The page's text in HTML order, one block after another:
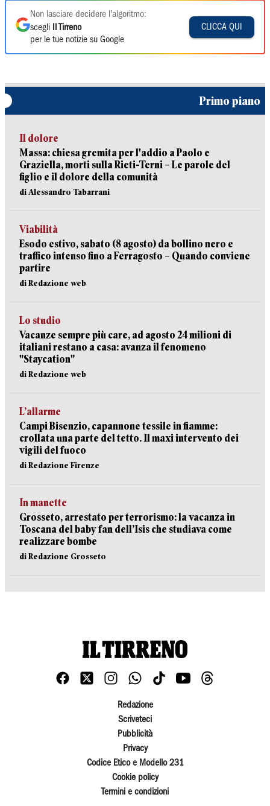
Non lasciare decidere l'algoritmo:
scegli
Il Tirreno
per le tue notizie su Google
CLICCA QUI
Primo piano
Il dolore
Massa: chiesa gremita per l'addio a Paolo e
Graziella, morti sulla Rieti-Terni – Le parole del
figlio e il dolore della comunità
di Alessandro Tabarrani
Viabilità
Esodo estivo, sabato (8 agosto) da bollino nero e
traffico intenso fino a Ferragosto – Quando conviene
partire
di Redazione web
Lo studio
Vacanze sempre più care, ad agosto 24 milioni di
italiani restano a casa: avanza il fenomeno
"Staycation"
di Redazione web
L’allarme
Campi Bisenzio, capannone tessile in fiamme:
crollata una parte del tetto. Il maxi intervento dei
vigili del fuoco
di Redazione Firenze
In manette
Grosseto, arrestato per terrorismo: la vacanza in
Toscana del baby fan dell’Isis che studiava come
realizzare bombe
di Redazione Grosseto
Redazione
Scriveteci
Pubblicità
Privacy
Codice Etico e Modello 231
Cookie policy
Termini e condizioni